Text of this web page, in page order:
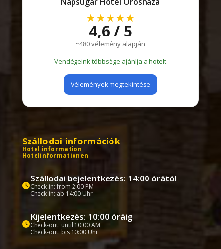
★★★★★
4,6 / 5
~480 vélemény alapján
Vendégeink többsége ajánlja a hotelt
Vélemények megtekintése
Szállodai információk
Hotel information
Hotelinformationen
Szállodai bejelentkezés: 14:00 órától
Check-in: from 2:00 PM
Check-in: ab 14:00 Uhr
Kijelentkezés: 10:00 óráig
Check-out: until 10:00 AM
Check-out: bis 10:00 Uhr